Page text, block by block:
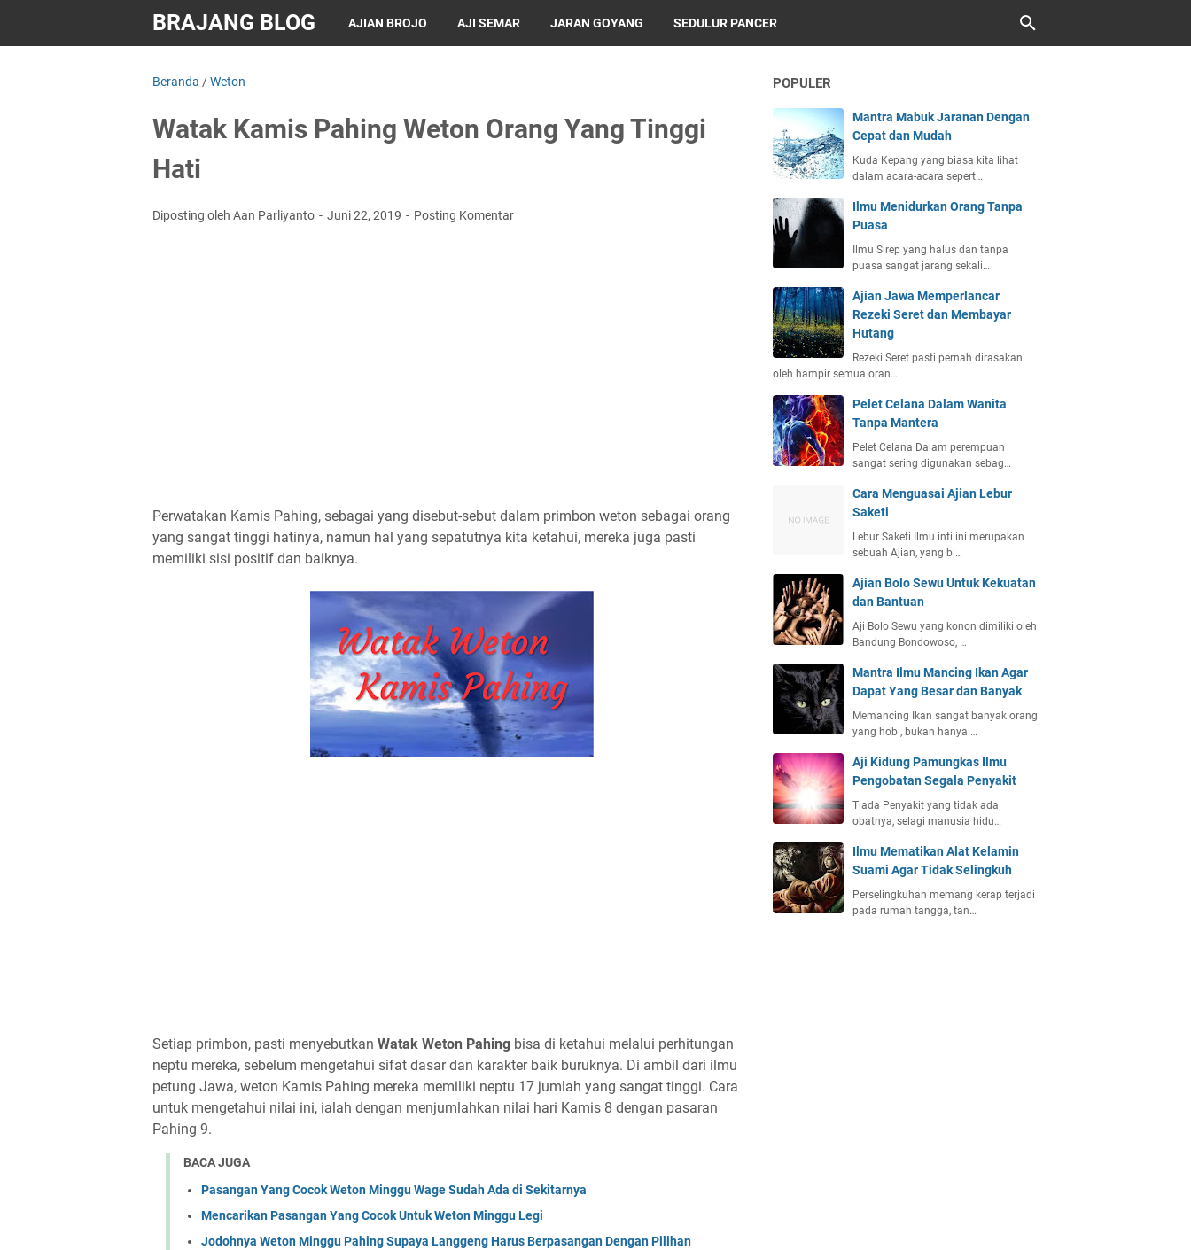
BRAJANG BLOG AJIAN BROJO AJI SEMAR JARAN GOYANG SEDULUR PANCER
Beranda /Weton
Watak Kamis Pahing Weton Orang Yang Tinggi
Hati
Diposting oleh Aan Parliyanto Juni 22, 2019 Posting Komentar
Perwatakan Kamis Pahing, sebagai yang disebut-sebut dalam primbon weton sebagai orang
yang sangat tinggi hatinya, namun hal yang sepatutnya kita ketahui, mereka juga pasti
memiliki sisi positif dan baiknya.
Setiap primbon, pasti menyebutkan Watak Weton Pahing bisa di ketahui melalui perhitungan
neptu mereka, sebelum mengetahui sifat dasar dan karakter baik buruknya. Di ambil dari ilmu
petung Jawa, weton Kamis Pahing mereka memiliki neptu 17 jumlah yang sangat tinggi. Cara
untuk mengetahui nilai ini, ialah dengan menjumlahkan nilai hari Kamis 8 dengan pasaran
Pahing 9.
BACA JUGA
Pasangan Yang Cocok Weton Minggu Wage Sudah Ada di Sekitarnya
Mencarikan Pasangan Yang Cocok Untuk Weton Minggu Legi
Jodohnya Weton Minggu Pahing Supaya Langgeng Harus Berpasangan Dengan Pilihan
POPULER
Mantra Mabuk Jaranan Dengan
Cepat dan Mudah
Kuda Kepang yang biasa kita lihat
dalam acara-acara sepert…
Ilmu Menidurkan Orang Tanpa
Puasa
Ilmu Sirep yang halus dan tanpa
puasa sangat jarang sekali…
Ajian Jawa Memperlancar
Rezeki Seret dan Membayar
Hutang
Rezeki Seret pasti pernah dirasakan
oleh hampir semua oran…
Pelet Celana Dalam Wanita
Tanpa Mantera
Pelet Celana Dalam perempuan
sangat sering digunakan sebag…
Cara Menguasai Ajian Lebur
Saketi
Lebur Saketi Ilmu inti ini merupakan
sebuah Ajian, yang bi…
Ajian Bolo Sewu Untuk Kekuatan
dan Bantuan
Aji Bolo Sewu yang konon dimiliki oleh
Bandung Bondowoso, …
Mantra Ilmu Mancing Ikan Agar
Dapat Yang Besar dan Banyak
Memancing Ikan sangat banyak orang
yang hobi, bukan hanya …
Aji Kidung Pamungkas Ilmu
Pengobatan Segala Penyakit
Tiada Penyakit yang tidak ada
obatnya, selagi manusia hidu…
Ilmu Mematikan Alat Kelamin
Suami Agar Tidak Selingkuh
Perselingkuhan memang kerap terjadi
pada rumah tangga, tan…